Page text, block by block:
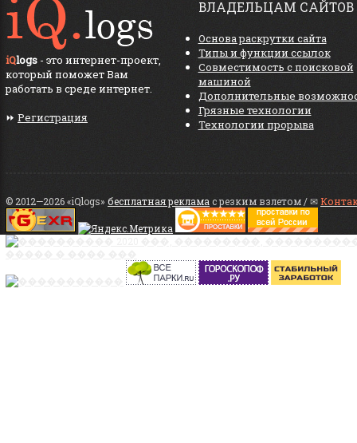
iQlogs - это интернет-проект,
который поможет Вам
работать в среде интернет.
⏩ Регистрация
ВЛАДЕЛЬЦАМ САЙТОВ
Основа раскрутки сайта
Типы и функции ссылок
Совместимость с поисковой
машиной
Дополнительные
Грязные технологии
Технологии прорыва
© 2012—2026 «iQlogs» бесплатная реклама с резким взлетом / ✉